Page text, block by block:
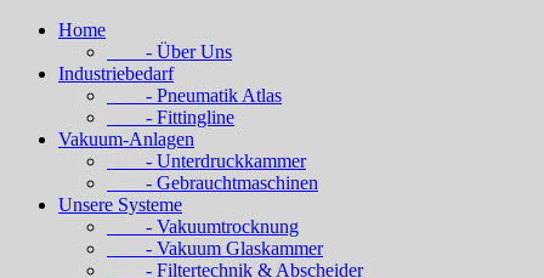
Home
- Über Uns
Industriebedarf
- Pneumatik Atlas
- Fittingline
Vakuum-Anlagen
- Unterdruckkammer
- Gebrauchtmaschinen
Unsere Systeme
- Vakuumtrocknung
- Vakuum Glaskammer
- Filtertechnik & Abscheider